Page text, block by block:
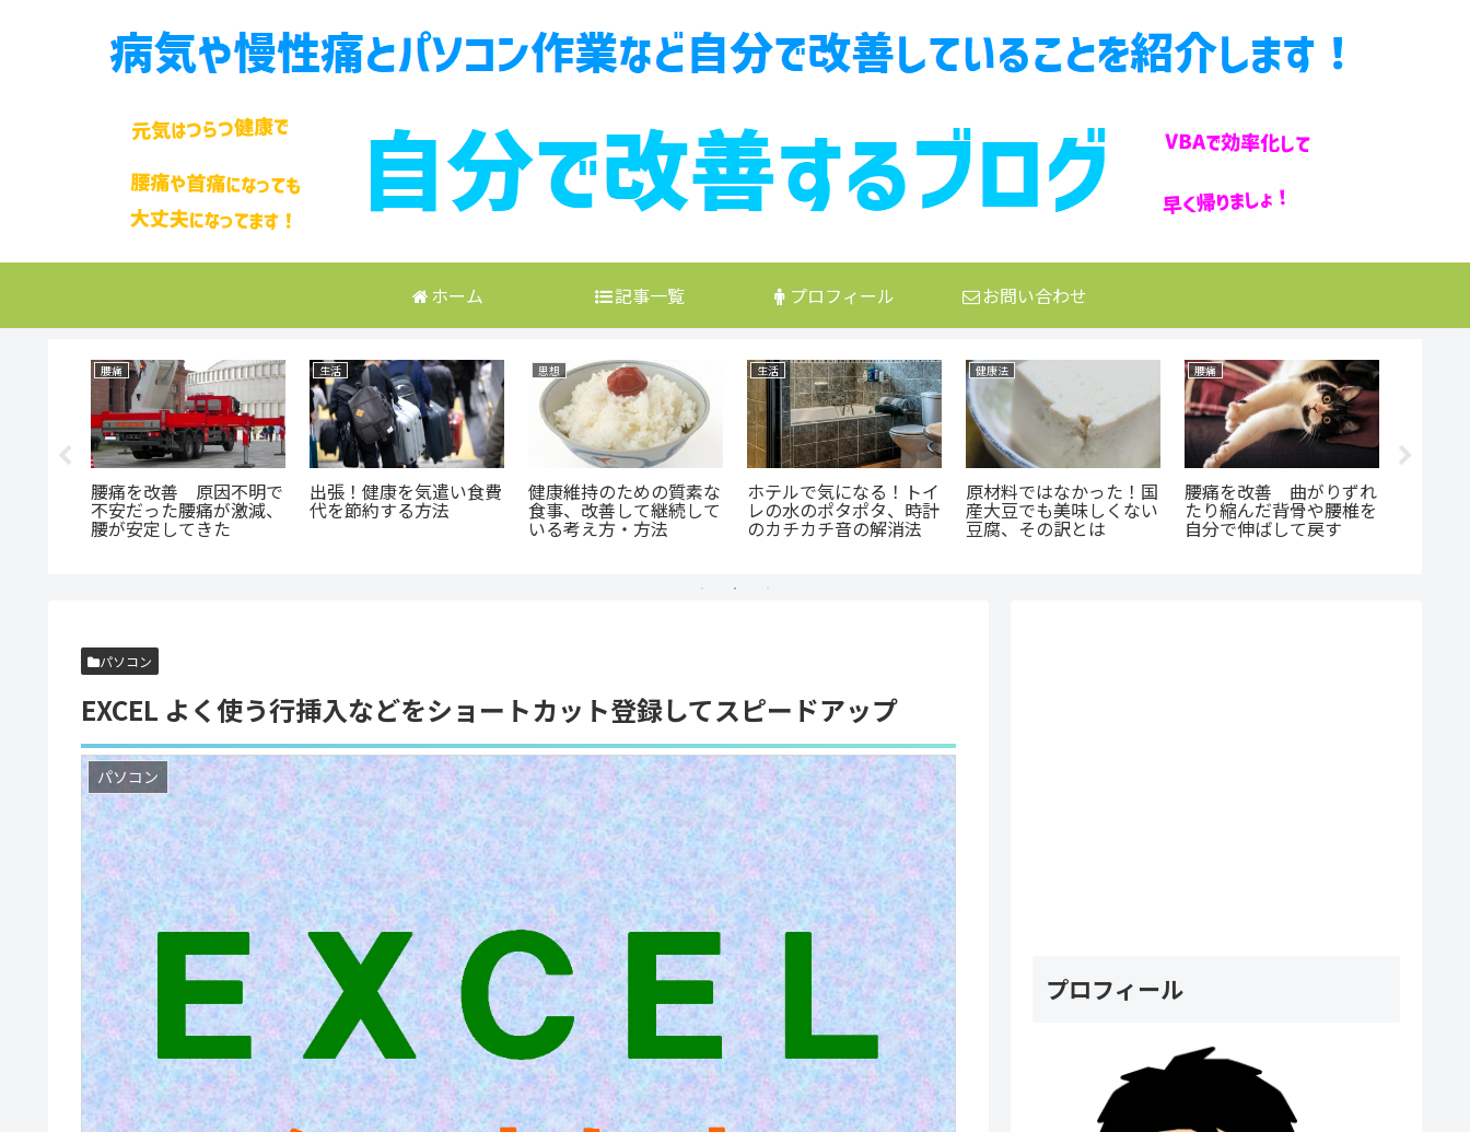
ホーム 記事一覧 プロフィール お問い合わせ
腰痛
腰痛を改善 原因不明で
不安だった腰痛が激減、
腰が安定してきた
生活
出張！健康を気遣い食費
代を節約する方法
思想
健康維持のための質素な
食事、改善して継続して
いる考え方・方法
生活
ホテルで気になる！トイ
レの水のポタポタ、時計
のカチカチ音の解消法
健康法
原材料ではなかった！国
産大豆でも美味しくない
豆腐、その訳とは
腰痛
腰痛を改善 曲がりずれ
たり縮んだ背骨や腰椎を
自分で伸ばして戻す
パソコン
EXCEL よく使う行挿入などをショートカット登録してスピードアップ
パソコン
プロフィール